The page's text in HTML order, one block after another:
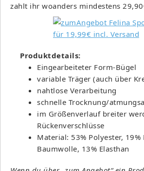
zahlt ihr woanders mindestens
Produktdetails:
Eingearbeiteter Form-Bügel
variable Träger (auch über
nahtlose Verarbeitung
schnelle Trocknung/
im Größenverlauf breiter
Rückenverschlüsse
Material: 53% Polyester, 19%
Baumwolle, 13% Elasthan